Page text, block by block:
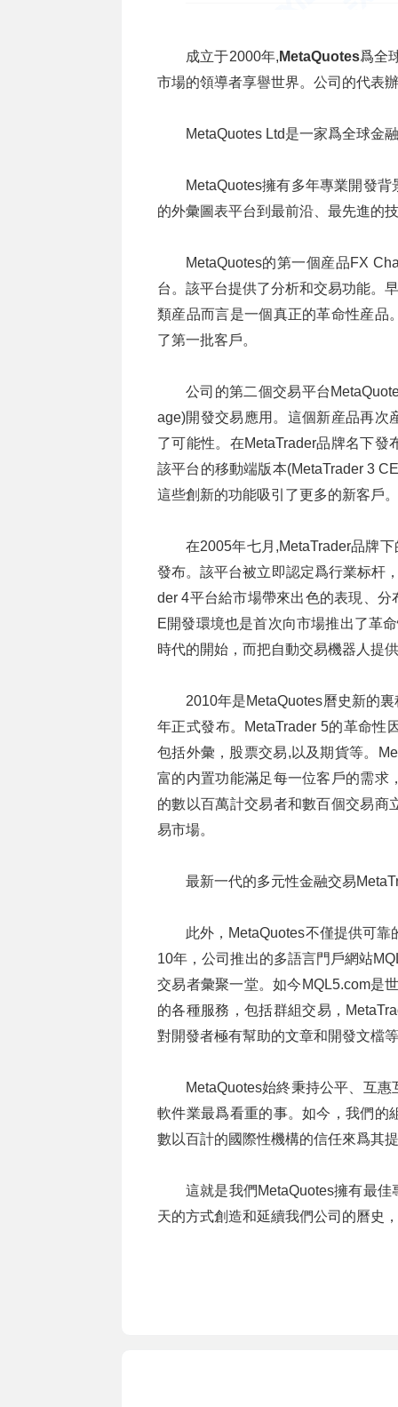
成立于2000年, MetaQuotes爲全
市場的領導者享譽世界。公司的代表
MetaQuotes Ltd是一家爲全球金
MetaQuotes擁有多年專業開發
的外彙圖表平台到最前沿、最先進的
MetaQuotes的第一個産品FX
台。該平台提供了分析和交易功能。
類産品而言是一個真正的革命性産品
了第一批客戶。
公司的第二個交易平台
age)開發交易應用。這個新産品再次
了可能性。在MetaTrader品牌名下
該平台的移動端版本(MetaTrader 3
這些創新的功能吸引了更多的新客戶。
在2005年七月,MetaTrader品牌
發布。該平台被立即認定爲行業标杆
der 4平台給市場帶來出色的表現、
E開發環境也是首次向市場推出了革
時代的開始，而把自動交易機器人提
2010年是MetaQuotes曆史新的
年正式發布。MetaTrader 5的革命性
包括外彙，股票交易,以及期貨等。
富的内置功能滿足每一位客戶的需求
的數以百萬計交易者和數百個交易商
易市場。
最新一代的多元性金融交易
此外，MetaQuotes不僅提供可
10年，公司推出的多語言門戶網站
交易者彙聚一堂。如今MQL5.com是
的各種服務，包括群組交易，
對開發者極有幫助的文章和開發文檔
MetaQuotes始終秉持公平、互
軟件業最爲看重的事。如今，我們的
數以百計的國際性機構的信任來爲其
這就是我們MetaQuotes擁有最
天的方式創造和延續我們公司的曆史